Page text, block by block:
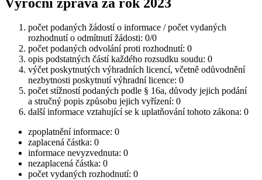
počet podaných žádostí o informace / počet vydaných
rozhodnutí o odmítnutí žádosti: 0/0
počet podaných odvolání proti rozhodnutí: 0
opis podstatných částí každého rozsudku soudu: 0
výčet poskytnutých výhradních licencí, včetně odůvodnění
nezbytnosti poskytnutí výhradní licence: 0
počet stížností podaných podle § 16a, důvody jejich podání
a stručný popis způsobu jejich vyřízení: 0
další informace vztahující se k uplatňování tohoto zákona: 0
zpoplatnění informace: 0
zaplacená částka: 0
informace nevyzvednuta: 0
nezaplacená částka: 0
počet vydaných rozhodnutí: 0